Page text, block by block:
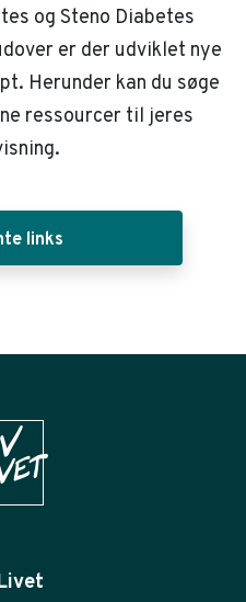
og Steno Diabetes
er der udviklet nye
Herunder kan du søge
ressourcer til jeres
links